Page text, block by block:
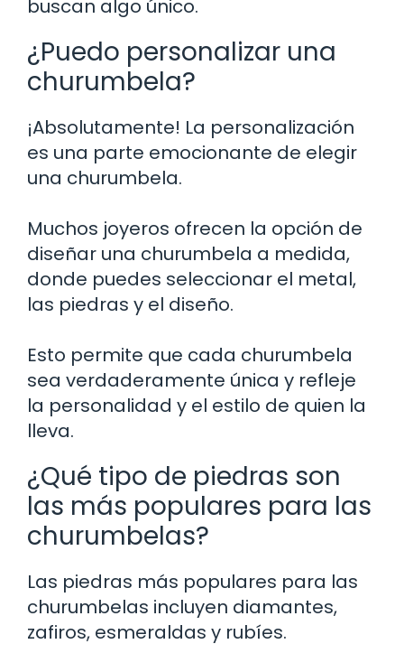
buscan algo único.
¿Puedo personalizar una
churumbela?
¡Absolutamente! La personalización
es una parte emocionante de elegir
una churumbela.
Muchos joyeros ofrecen la opción de
diseñar una churumbela a medida,
donde puedes seleccionar el metal,
las piedras y el diseño.
Esto permite que cada churumbela
sea verdaderamente única y refleje
la personalidad y el estilo de quien la
lleva.
¿Qué tipo de piedras son
las más populares para las
churumbelas?
Las piedras más populares para las
churumbelas incluyen diamantes,
zafiros, esmeraldas y rubíes.